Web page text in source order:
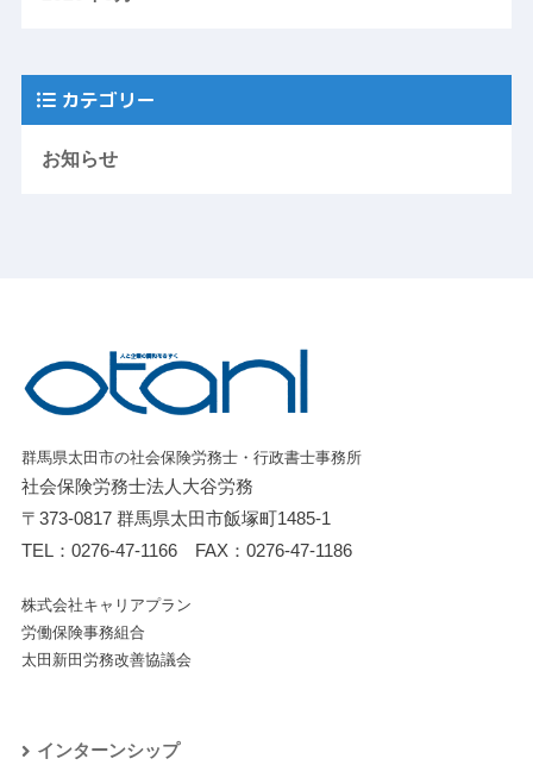
カテゴリー
お知らせ
群馬県太田市の社会保険労務士・行政書士事務所
社会保険労務士法人大谷労務
〒373-0817 群馬県太田市飯塚町1485-1
TEL： 0276-47-1166FAX：0276-47-1186
株式会社キャリアプラン
労働保険事務組合
太田新田労務改善協議会
インターンシップ